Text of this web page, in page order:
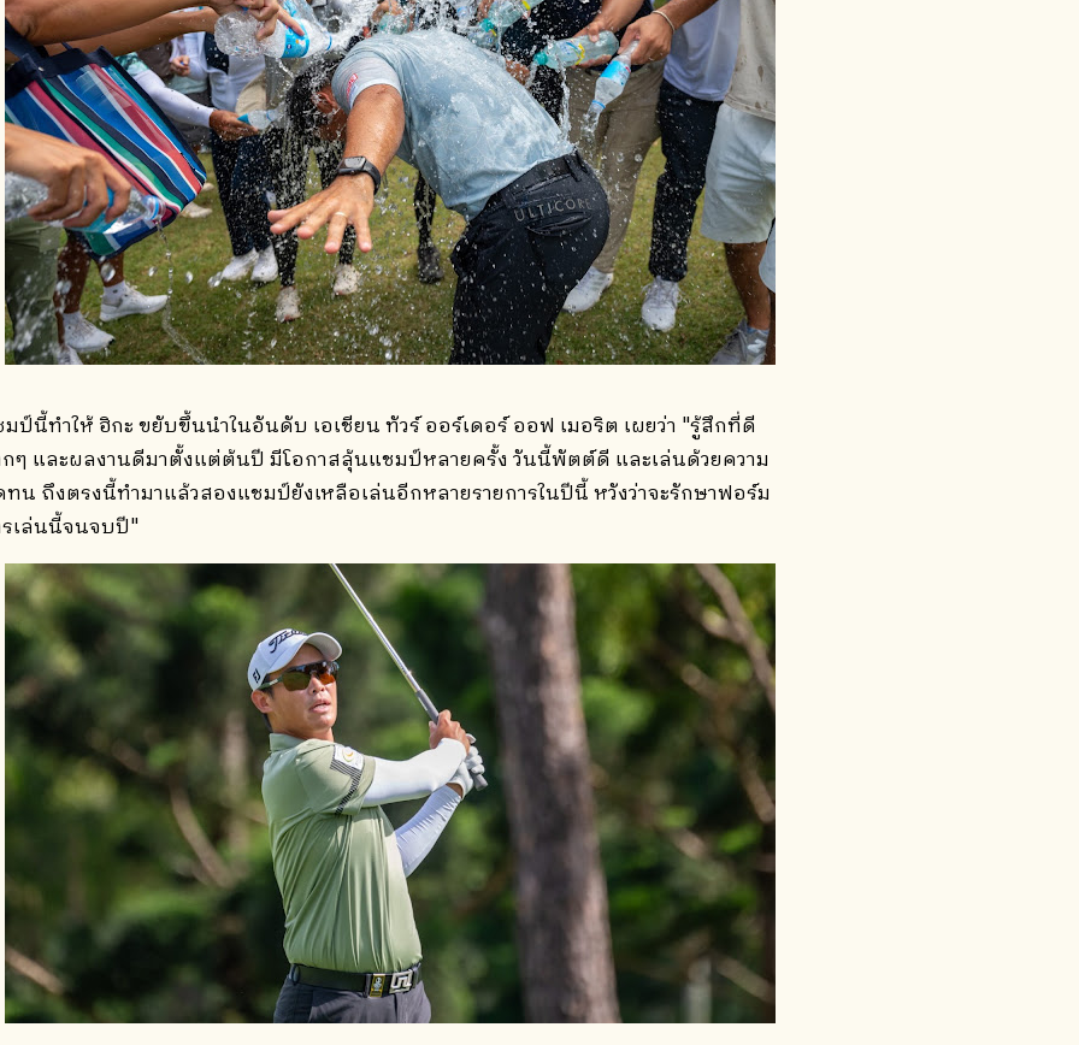
ป์นี้ทำให้ ฮิกะ ขยับขึ้นนำในอันดับ เอเชียน ทัวร์ ออร์เดอร์ ออฟ เมอริต เผยว่า "รู้สึกที่ดี
ๆ และผลงานดีมาตั้งแต่ต้นปี มีโอกาสลุ้นแชมป์หลายครั้ง วันนี้พัตต์ดี และเล่นด้วยความ
น ถึงตรงนี้ทำมาแล้วสองแชมป์ยังเหลือเล่นอีกหลายรายการในปีนี้ หวังว่าจะรักษาฟอร์ม
เล่นนี้จนจบปี"